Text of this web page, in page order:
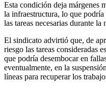
Esta condición deja márgenes
la infraestructura, lo que
las tareas necesarias durante la
El sindicato advirtió que, de
riesgo las tareas consideradas
que podría desembocar en
eventualmente, en la
líneas para recuperar los